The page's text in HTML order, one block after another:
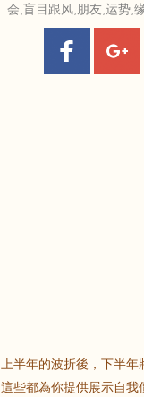
会,盲目跟风,朋友,运势,
半年的波折後，下半
些都為你提供展示自